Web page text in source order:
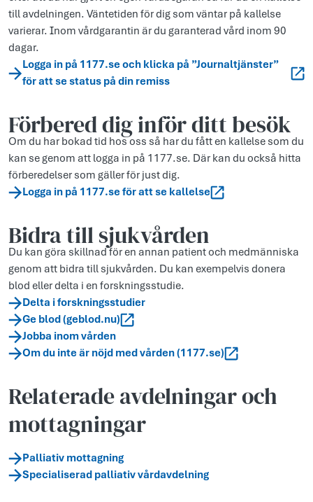
till avdelningen. Väntetiden för dig som väntar på kallelse
varierar. Inom vårdgarantin är du garanterad vård inom 90
dagar.
Logga in på 1177.se och klicka på ”Journaltjänster”
för att se status på din remiss
Förbered dig inför ditt besök
Om du har bokad tid hos oss så har du fått en kallelse som du
kan se genom att logga in på 1177.se. Där kan du också hitta
förberedelser som gäller för just dig.
Logga in på 1177.se för att se kallelse
Bidra till sjukvården
Du kan göra skillnad för en annan patient och medmänniska
genom att bidra till sjukvården. Du kan exempelvis donera
blod eller delta i en forskningsstudie.
Delta i forskningsstudier
Ge blod (geblod.nu)
Jobba inom vården
Om du inte är nöjd med vården (1177.se)
Relaterade avdelningar och
mottagningar
Palliativ mottagning
Specialiserad palliativ vårdavdelning